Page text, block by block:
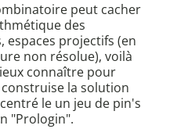
peut cacher
des
espaces projectifs (en
non résolue), voilà
connaître pour
la solution
le un jeu de pin's
"Prologin".